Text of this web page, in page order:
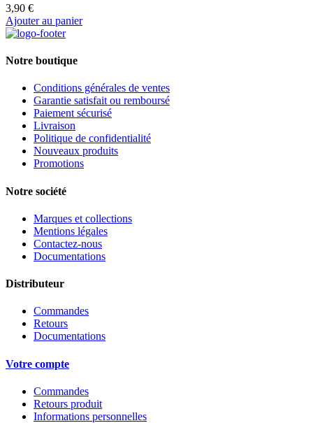
3,90 €
Ajouter au panier
Notre boutique
Conditions générales de ventes
Garantie satisfait ou remboursé
Paiement sécurisé
Livraison
Politique de confidentialité
Nouveaux produits
Promotions
Notre société
Marques et collections
Mentions légales
Contactez-nous
Documentations
Distributeur
Commandes
Retours
Documentations
Votre compte
Commandes
Retours produit
Informations personnelles